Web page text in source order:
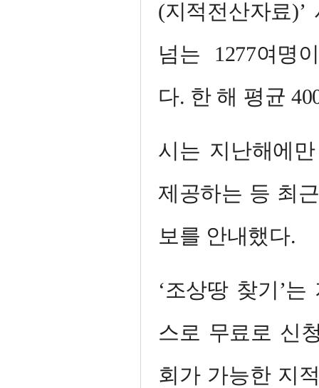
(지적전산자료
넘는 1277여명
다. 한 해 평균
시는 지난해에
제공하는 등 최
보를 안내했다.
‘조상땅 찾기’
스로 무료로 신
회가 가능한 지